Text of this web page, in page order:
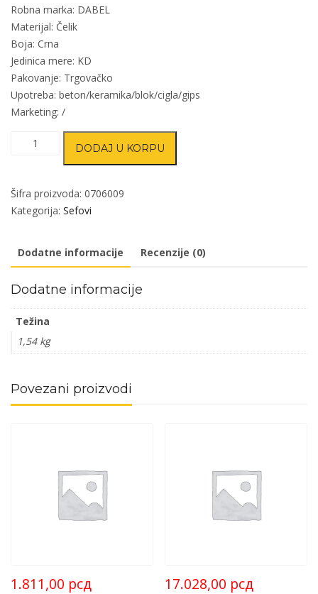
Robna marka: DABEL
Materijal: Čelik
Boja: Crna
Jedinica mere: KD
Pakovanje: Trgovačko
Upotreba: beton/keramika/blok/cigla/gips
Marketing: /
PISTOL
Crna
količina
DODAJ U KORPU
Šifra proizvoda: 0706009
Kategorija: Sefovi
Dodatne informacije Recenzije (0)
Dodatne informacije
Težina
1,54 kg
Povezani proizvodi
1.811,00 рсд 17.028,00 рсд